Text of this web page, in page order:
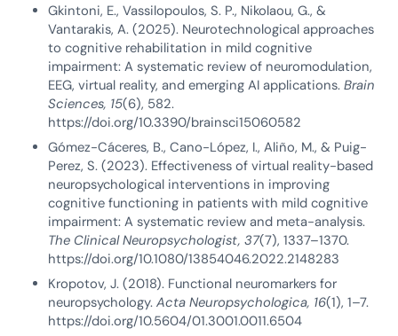
Gkintoni, E., Vassilopoulos, S. P., Nikolaou, G., &
Vantarakis, A. (2025). Neurotechnological approaches
to cognitive rehabilitation in mild cognitive
impairment: A systematic review of neuromodulation,
EEG, virtual reality, and emerging AI applications.Brain
Sciences, 15(6), 582.
https://doi.org/10.3390/brainsci15060582
Gómez-Cáceres, B., Cano-López, I., Aliño, M., & Puig-
Perez, S. (2023). Effectiveness of virtual reality-based
neuropsychological interventions in improving
cognitive functioning in patients with mild cognitive
impairment: A systematic review and meta-analysis.
The Clinical Neuropsychologist, 37(7), 1337–1370.
https://doi.org/10.1080/13854046.2022.2148283
Kropotov, J. (2018). Functional neuromarkers for
neuropsychology.Acta Neuropsychologica, 16(1), 1–7.
https://doi.org/10.5604/01.3001.0011.6504